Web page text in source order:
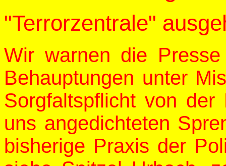
"Terrorzentrale"
Wir warnen die
Behauptungen unter
Sorgfaltspflicht von
uns angedichteten
bisherige Praxis der